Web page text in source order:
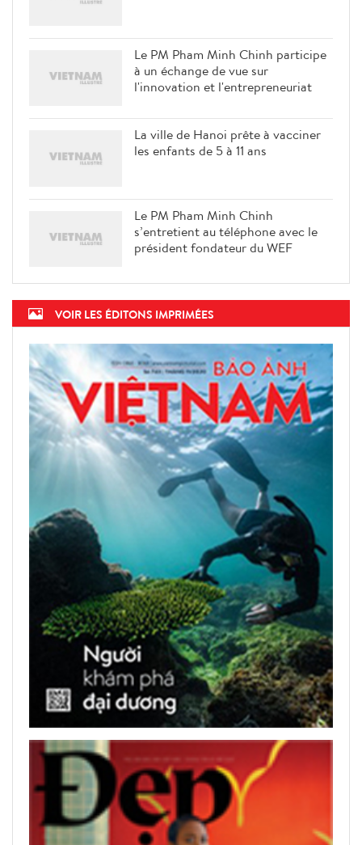
Le PM Pham Minh Chinh participe
à un échange de vue sur
l'innovation et l'entrepreneuriat
La ville de Hanoi prête à vacciner
les enfants de 5 à 11 ans
Le PM Pham Minh Chinh
s’entretient au téléphone avec le
président fondateur du WEF
VOIR LES ÉDITONS IMPRIMÉES